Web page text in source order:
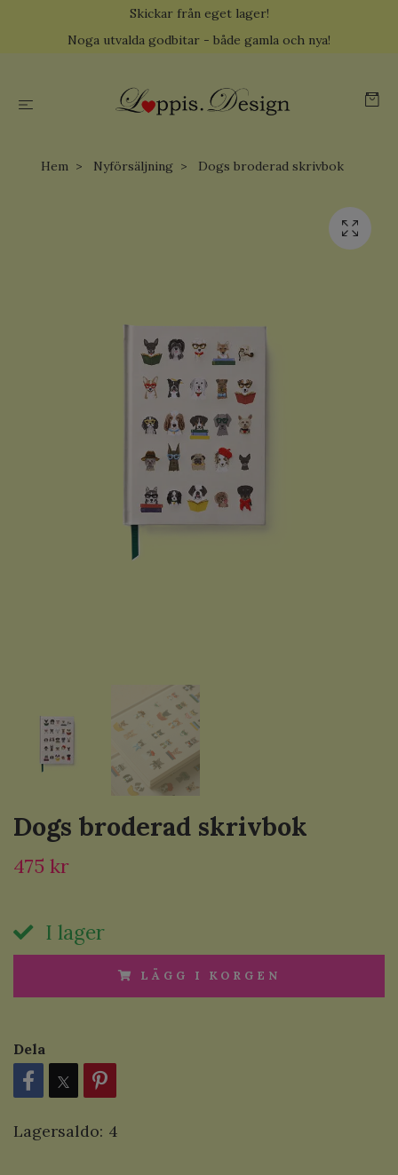
Skickar från eget lager!
Noga utvalda godbitar - både gamla och nya!
Hem Nyförsäljning Dogs broderad skrivbok
Dogs broderad skrivbok
475 kr
I lager
LÄGG I KORGEN
Dela
Lagersaldo: 4